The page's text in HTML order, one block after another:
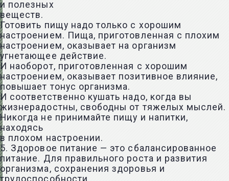
и полезных
веществ.
Готовить пищу надо только с хорошим
настроением. Пища, приготовленная с плохим
настроением, оказывает на организм
угнетающее действие.
И наоборот, приготовленная с хорошим
настроением, оказывает позитивное влияние,
повышает тонус организма.
И соответственно кушать надо, когда вы
жизнерадостны, свободны от тяжелых мыслей.
Никогда не принимайте пищу и напитки,
находясь
в плохом настроении.
5. Здоровое питание — это сбалансированное
питание. Для правильного роста и развития
организма, сохранения здоровья и
трудоспособности